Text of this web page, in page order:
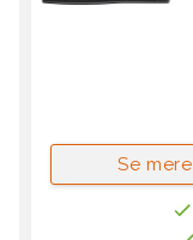
Se mere